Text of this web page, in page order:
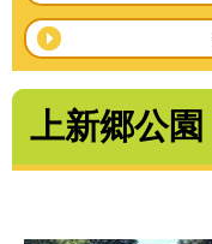
上新郷公園